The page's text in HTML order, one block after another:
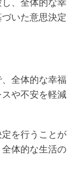
いた意思決定
全体的な幸福
や不安を軽減
を行うことが
体的な生活の